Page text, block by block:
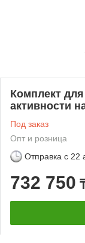
Комплект
активности
Под заказ
Опт и розница
Отправка с 22
732 750